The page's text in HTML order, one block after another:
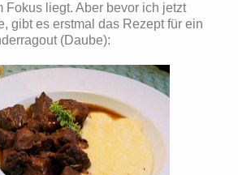
Fokus liegt. Aber bevor ich jetzt
gibt es erstmal das Rezept für ein
(Daube):